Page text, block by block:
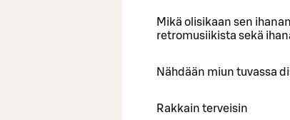
Mikä olisikaan sen
retromusiikista sekä
Nähdään miun tuvassa
Rakkain terveisin